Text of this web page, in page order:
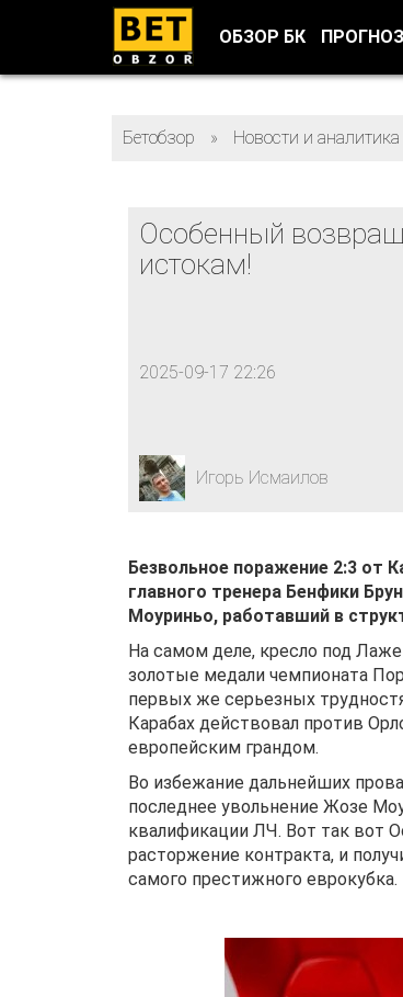
ОБЗОР БК
Бетобзор » Новости и аналитика
Особенный
истокам!
2025-09-17 22:26
Игорь Исмаилов
Безвольное поражение 2:3 от
главного тренера Бенфики
Моуриньо, работавший в
На самом деле, кресло под
золотые медали чемпионата
первых же серьезных
Карабах действовал против
европейским грандом.
Во избежание дальнейших
последнее увольнение Жозе
квалификации ЛЧ. Вот так вот
расторжение контракта, и
самого престижного еврокубка.